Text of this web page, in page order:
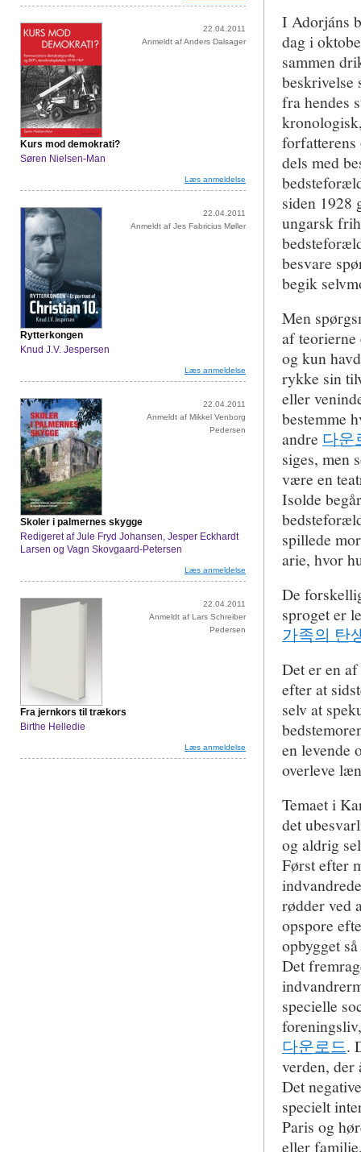
22.04.2011
Anmeldt af Anders Dalsager
Kurs mod demokrati?
Søren Nielsen-Man
Læs anmeldelse
22.04.2011
Anmeldt af Jes Fabricius Møller
Rytterkongen
Knud J.V. Jespersen
Læs anmeldelse
22.04.2011
Anmeldt af Mikkel Venborg
Pedersen
Skoler i palmernes skygge
Redigeret af Jule Fryd Johansen, Jesper Eckhardt
Larsen og Vagn Skovgaard-Petersen
Læs anmeldelse
22.04.2011
Anmeldt af Lars Schreiber
Pedersen
Fra jernkors til trækors
Birthe Helledie
Læs anmeldelse
I Adorjáns
dag i
sammen
beskrivelse
fra hendes
dels med
siden 1928
ungarsk
besvare
begik
Men
af
og kun
rykke sin
eller
bestemme
andre 다운
siges, men
være en
Isolde
spillede
arie, hvor
De
sproget er
가족의 탄
Det er en
efter at
selv at
en levende
overleve
Temaet i
det
og aldrig
Først efter
rødder ved
opspore
opbygget
Det
specielle
다운로드.
verden,
Det
specielt
Paris og
eller